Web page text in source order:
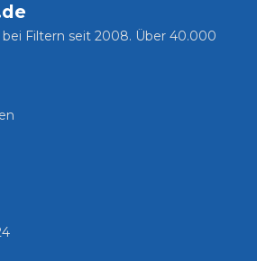
bei Filtern seit 2008. Über 40.000